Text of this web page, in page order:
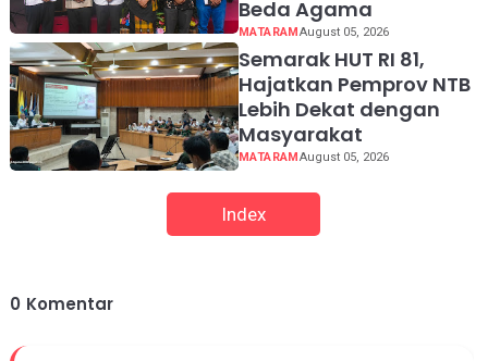
Beda Agama
MATARAM August 05, 2026
Semarak HUT RI 81,
Hajatkan Pemprov NTB
Lebih Dekat dengan
Masyarakat
MATARAMAugust 05, 2026
Index
0 Komentar